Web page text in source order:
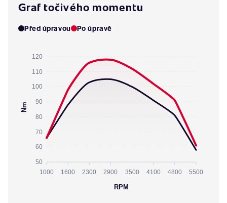
Graf točivého momentu
Před úpravou Po úpravě
120
110
100
90
80
70
60
50
Nm
1000 1600 2300 2900 3500 4100 4800 5500
RPM